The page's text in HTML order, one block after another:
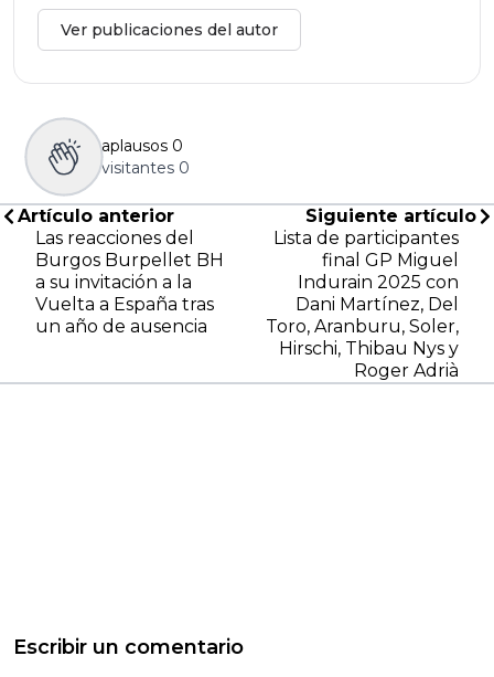
Ver publicaciones del autor
aplausos 0
visitantes 0
Artículo anterior
Las reacciones del
Burgos Burpellet BH
a su invitación a la
Vuelta a España tras
un año de ausencia
Siguiente artículo
Lista de participantes
final GP Miguel
Indurain 2025 con
Dani Martínez, Del
Toro, Aranburu, Soler,
Hirschi, Thibau Nys y
Roger Adrià
Escribir un comentario